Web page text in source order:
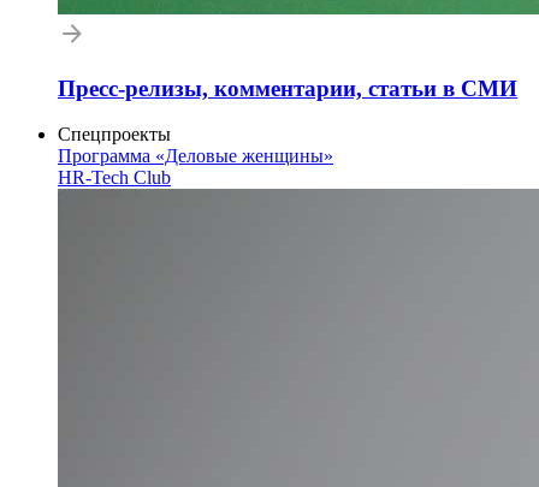
Пресс-релизы, комментарии, статьи в СМИ
Спецпроекты
Программа «Деловые женщины»
HR-Tech Club